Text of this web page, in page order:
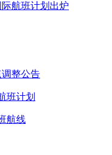
航班计划出炉
调整公告
班计划
航线